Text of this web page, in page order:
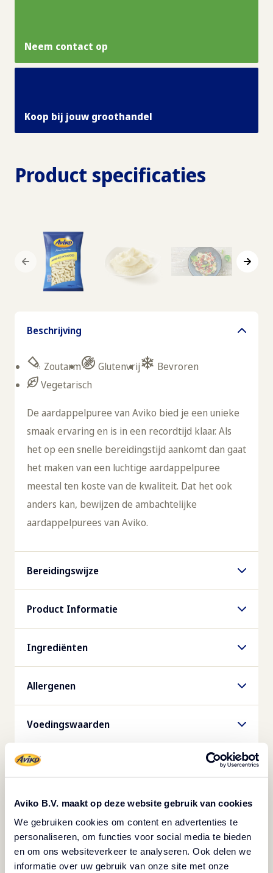
Aviko B.V. maakt op deze website gebruik van cookies
We gebruiken cookies om content en advertenties te
personaliseren, om functies voor social media te bieden
en om ons websiteverkeer te analyseren. Ook delen we
informatie over uw gebruik van onze site met onze
Neem contact op
Koop bij jouw groothandel
Product specificaties
Beschrijving
Zoutarm Glutenvrij
Bevroren
Vegetarisch
De aardappelpuree van Aviko bied je een unieke
smaak ervaring en is in een recordtijd klaar. Als
het op een snelle bereidingstijd aankomt dan gaat
het maken van een luchtige aardappelpuree
meestal ten koste van de kwaliteit. Dat het ook
anders kan, bewijzen de ambachtelijke
aardappelpurees van Aviko.
Bereidingswijze
Combi steamer
120°C, 50% stoom, 12 min
Magnetron
500g, 1350W, 4 min
Product Informatie
Artikelnummmer
688502
EAN-Code Folie
08710449003716
Gewicht per stuk
0g
Ingrediënten
(MELK), MELKPOEDER, LACTOSE, MELKEIWIT,
dextrose, ROOMPOEDER, ui, witte peper.
Allergenen
Voedingswaarden
Energie
352kJ (84kcal)
Logistiek
Verpakkingsinhoud
2500g
Inhoud per doos
Inspiratie voor gerechten